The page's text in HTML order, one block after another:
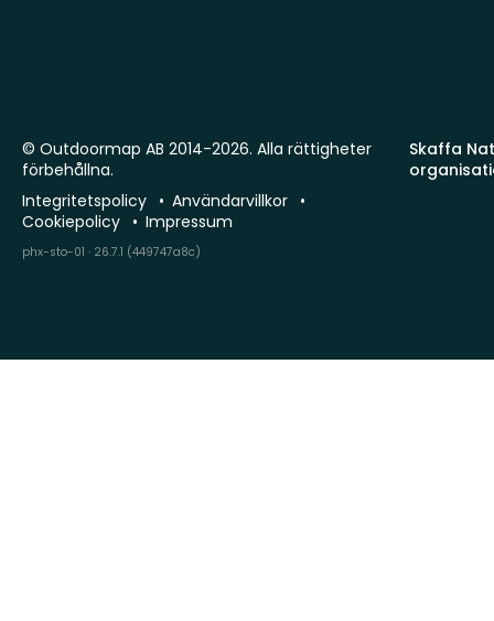
Skaffa
© Outdoormap AB 2014-2026. Alla rättigheter
förbehållna.
Integritetspolicy
Användarvillkor
Cookiepolicy
Impressum
phx-sto-01 · 26.7.1 (449747a8c)